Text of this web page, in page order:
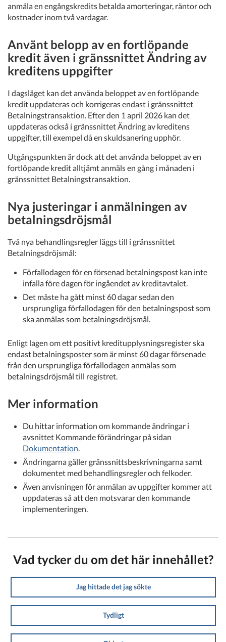
anmäla en engångskredits betalda amorteringar, räntor och
kostnader inom två vardagar.
Använt belopp av en fortlöpande
kredit även i gränssnittet Ändring av
kreditens uppgifter
I dagsläget kan det använda beloppet av en fortlöpande
kredit uppdateras och korrigeras endast i gränssnittet
Betalningstransaktion. Efter den 1 april 2026 kan det
uppdateras också i gränssnittet Ändring av kreditens
uppgifter, till exempel då en skuldsanering upphör.
Utgångspunkten är dock att det använda beloppet av en
fortlöpande kredit alltjämt anmäls en gång i månaden i
gränssnittet Betalningstransaktion.
Nya justeringar i anmälningen av
betalningsdröjsmål
Två nya behandlingsregler läggs till i gränssnittet
Betalningsdröjsmål:
Förfallodagen för en försenad betalningspost kan inte
infalla före dagen för ingåendet av kreditavtalet.
Det måste ha gått minst 60 dagar sedan den
ursprungliga förfallodagen för den betalningspost som
ska anmälas som betalningsdröjsmål.
Enligt lagen om ett positivt kreditupplysningsregister ska
endast betalningsposter som är minst 60 dagar försenade
från den ursprungliga förfallodagen anmälas som
betalningsdröjsmål till registret.
Mer information
Du hittar information om kommande ändringar i
avsnittet Kommande förändringar på sidan
Dokumentation
Ändringarna gäller gränssnittsbeskrivningarna samt
dokumentet med behandlingsregler och felkoder.
Även anvisningen för anmälan av uppgifter kommer att
uppdateras så att den motsvarar den kommande
implementeringen.
Vad tycker du om det här innehållet?
Jag hittade det jag sökte
Tydligt